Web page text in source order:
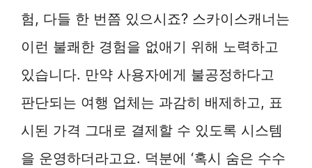
험, 다들 한 번쯤 있으시죠? 스카이스캐너는
이런 불쾌한 경험을 없애기 위해 노력하고
있습니다. 만약 사용자에게 불공정하다고
판단되는 여행 업체는 과감히 배제하고, 표
시된 가격 그대로 결제할 수 있도록 시스템
을 운영하더라고요. 덕분에 ‘혹시 숨은 수수